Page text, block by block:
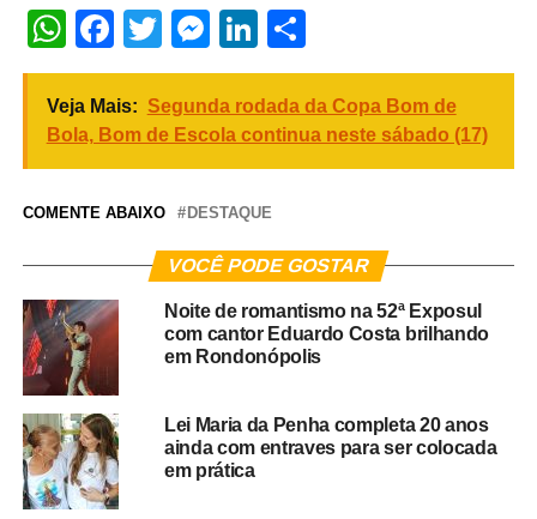
WhatsApp
Facebook
TwitterMessenger
LinkedIn
Veja Mais: Segunda rodada da Copa Bom de
Bola, Bom de Escola continua neste sábado (17)
COMENTE ABAIXO DESTAQUE
VOCÊ PODE GOSTAR
Noite de romantismo na 52ª Exposul
com cantor Eduardo Costa brilhando
em Rondonópolis
Lei Maria da Penha completa 20 anos
ainda com entraves para ser colocada
em prática